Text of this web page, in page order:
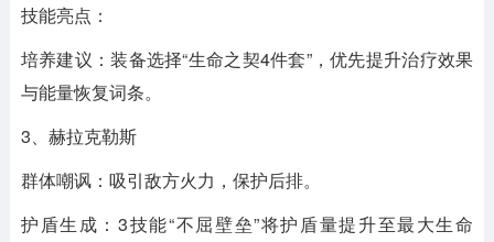
技能亮点：
培养建议：装备选择“生命之契4件套”，优先提升治疗效果
与能量恢复词条。
3、赫拉克勒斯
群体嘲讽：吸引敌方火力，保护后排。
护盾生成：3技能“不屈壁垒”将护盾量提升至最大生命